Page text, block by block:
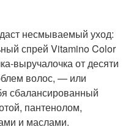
несмываемый уход:
спрей Vitamino Color
выручалочка от десяти
волос, — или
сбалансированный
пантенолом,
и маслами.